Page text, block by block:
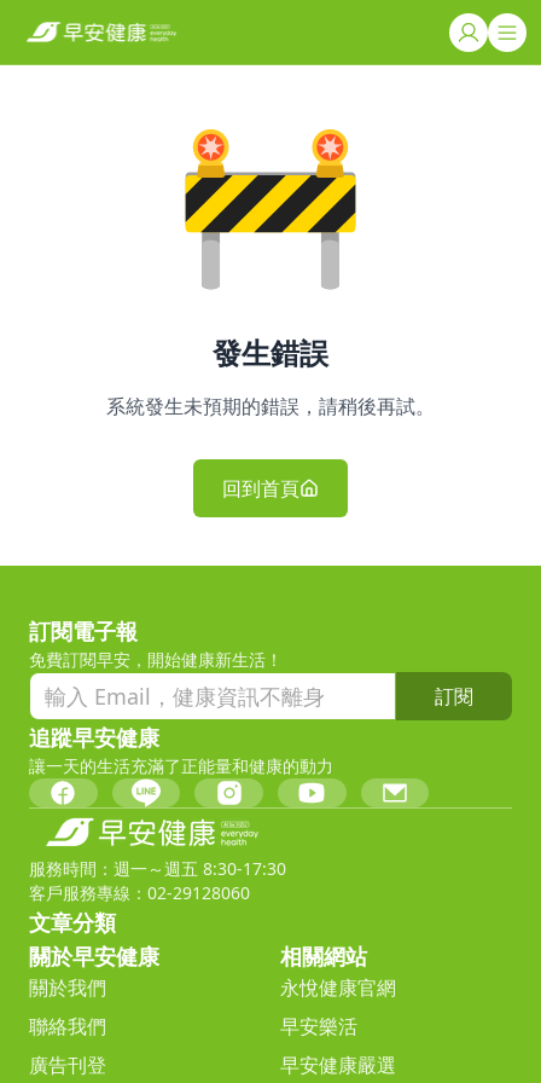
發生錯誤
系統發生未預期的錯誤，請稍後再試。
回到首頁
訂閱電子報
免費訂閱早安，開始健康新生活！
訂閱
追蹤早安健康
讓一天的生活充滿了正能量和健康的動力
服務時間：週一～週五 8:30-17:30
客戶服務專線：02-29128060
文章分類
關於早安健康
關於我們
聯絡我們
廣告刊登
相關網站
永悅健康官網
早安樂活
早安健康嚴選